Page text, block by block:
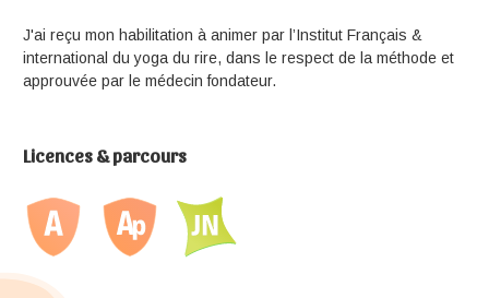
J'ai reçu mon habilitation à animer par l’Institut Français &
international du yoga du rire, dans le respect de la méthode et
approuvée par le médecin fondateur.
Licences & parcours